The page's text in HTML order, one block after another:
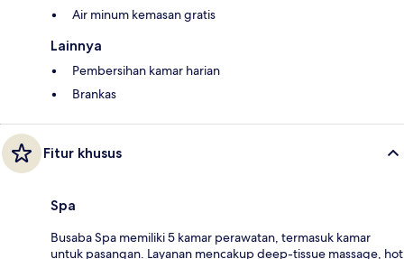
Air minum kemasan gratis
Lainnya
Pembersihan kamar harian
Brankas
Fitur khusus
Spa
Busaba Spa memiliki 5 kamar perawatan, termasuk kamar
untuk pasangan. Layanan mencakup deep-tissue massage, hot